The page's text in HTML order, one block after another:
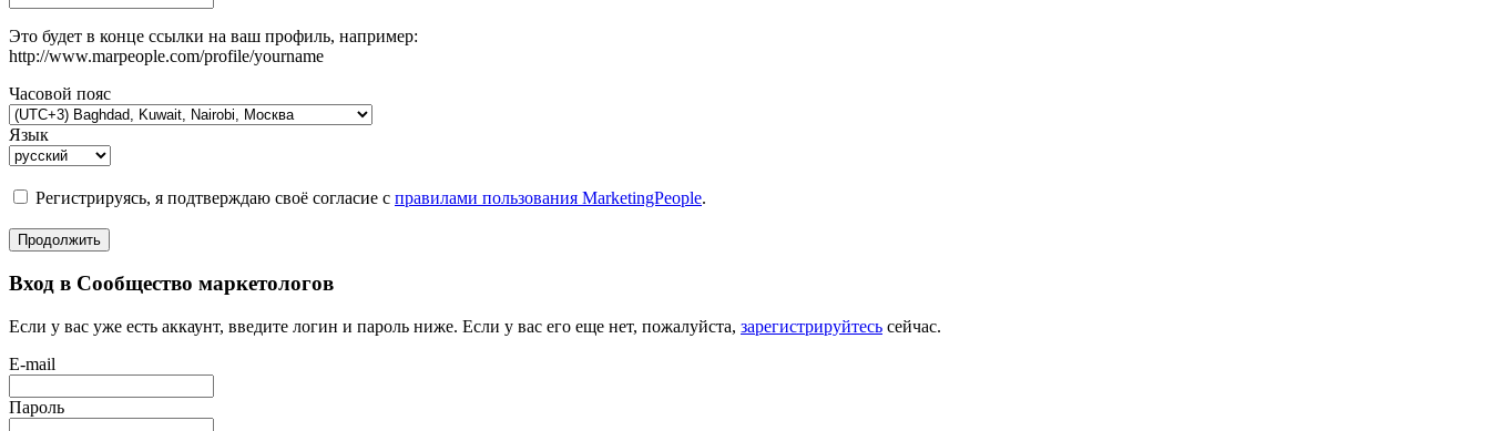
Это будет в конце ссылки на ваш профиль, например:
http://www.marpeople.com/profile/yourname
Часовой пояс
Язык
Регистрируясь, я подтверждаю своё согласие с правилами пользования MarketingPeople.
Продолжить
Вход в Сообщество маркетологов
Если у вас уже есть аккаунт, введите логин и пароль ниже. Если у вас его еще нет, пожалуйста, зарегистрируйтесь сейчас.
E-mail
Пароль